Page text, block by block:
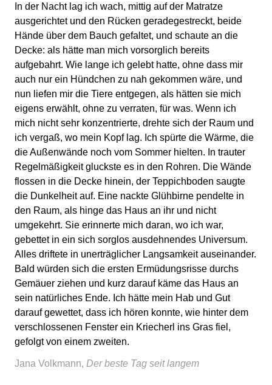
In der Nacht lag ich wach, mittig auf der Matratze
ausgerichtet und den Rücken geradegestreckt, beide
Hände über dem Bauch gefaltet, und schaute an die
Decke: als hätte man mich vorsorglich bereits
aufgebahrt. Wie lange ich gelebt hatte, ohne dass mir
auch nur ein Hündchen zu nah gekommen wäre, und
nun liefen mir die Tiere entgegen, als hätten sie mich
eigens erwählt, ohne zu verraten, für was. Wenn ich
mich nicht sehr konzentrierte, drehte sich der Raum und
ich vergaß, wo mein Kopf lag. Ich spürte die Wärme, die
die Außenwände noch vom Sommer hielten. In trauter
Regelmäßigkeit gluckste es in den Rohren. Die Wände
flossen in die Decke hinein, der Teppichboden saugte
die Dunkelheit auf. Eine nackte Glühbirne pendelte in
den Raum, als hinge das Haus an ihr und nicht
umgekehrt. Sie erinnerte mich daran, wo ich war,
gebettet in ein sich sorglos ausdehnendes Universum.
Alles driftete in unerträglicher Langsamkeit auseinander.
Bald würden sich die ersten Ermüdungsrisse durchs
Gemäuer ziehen und kurz darauf käme das Haus an
sein natürliches Ende. Ich hätte mein Hab und Gut
darauf gewettet, dass ich hören konnte, wie hinter dem
verschlossenen Fenster ein Kriecherl ins Gras fiel,
gefolgt von einem zweiten.
Jana Volkmann, Der beste Tag seit langem